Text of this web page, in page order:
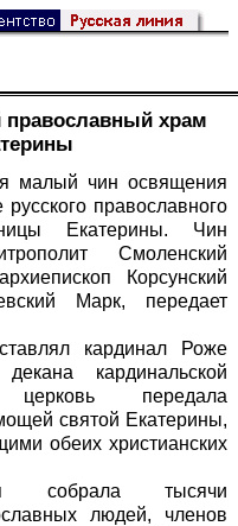
православный храм
малый чин освящения
православного
Екатерины. Чин
Смоленский
Корсунский
Марк, передает
кардинал Роже
кардинальской
церковь передала
святой Екатерины,
обеих христианских
собрала тысячи
людей, членов